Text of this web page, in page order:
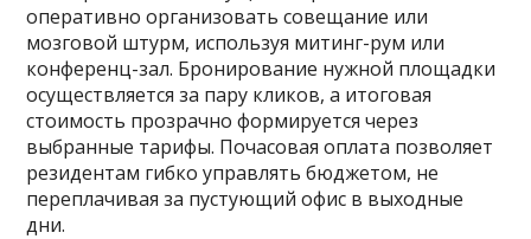
оперативно организовать совещание или
мозговой штурм, используя митинг-рум или
конференц-зал. Бронирование нужной площадки
осуществляется за пару кликов, а итоговая
стоимость прозрачно формируется через
выбранные тарифы. Почасовая оплата позволяет
резидентам гибко управлять бюджетом, не
переплачивая за пустующий офис в выходные
дни.